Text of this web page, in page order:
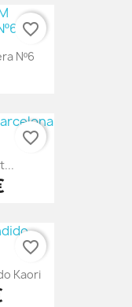
Nº6
favorite_border
favorite_border
Kaori
favorite_border